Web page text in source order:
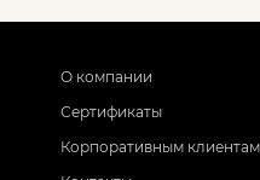
О компании
Сертификаты
Корпоративным клиентам